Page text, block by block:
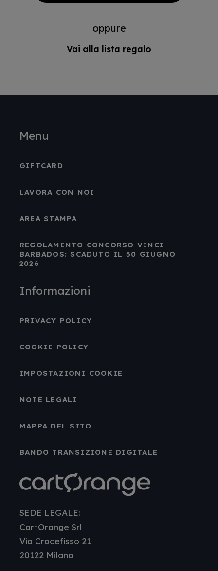
oppure
Vai alla lista regalo
Menu
GIFTCARD
LAVORA CON NOI
AREA STAMPA
REGOLAMENTO CONCORSO VINCI
BARBADOS: SCADUTO IL 30 GIUGNO
2026
Informazioni
PRIVACY POLICY
COOKIE POLICY
IMPOSTAZIONI COOKIE
NOTE LEGALI
MAPPA DEL SITO
BANDO TRANSIZIONE DIGITALE
SEDE LEGALE:
CartOrange Srl
Via Crocefisso 21
20122 Milano